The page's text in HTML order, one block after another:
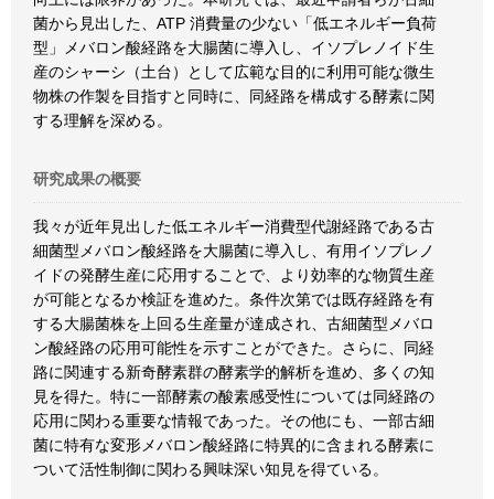
菌から見出した、ATP 消費量の少ない「低エネルギー負荷
型」メバロン酸経路を大腸菌に導入し、イソプレノイド生
産のシャーシ（土台）として広範な目的に利用可能な微生
物株の作製を目指すと同時に、同経路を構成する酵素に関
する理解を深める。
研究成果の概要
我々が近年見出した低エネルギー消費型代謝経路である古
細菌型メバロン酸経路を大腸菌に導入し、有用イソプレノ
イドの発酵生産に応用することで、より効率的な物質生産
が可能となるか検証を進めた。条件次第では既存経路を有
する大腸菌株を上回る生産量が達成され、古細菌型メバロ
ン酸経路の応用可能性を示すことができた。さらに、同経
路に関連する新奇酵素群の酵素学的解析を進め、多くの知
見を得た。特に一部酵素の酸素感受性については同経路の
応用に関わる重要な情報であった。その他にも、一部古細
菌に特有な変形メバロン酸経路に特異的に含まれる酵素に
ついて活性制御に関わる興味深い知見を得ている。